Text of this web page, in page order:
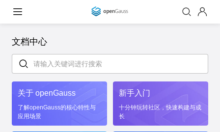
文档中心
关于 openGauss
了解openGauss的核心特性与
应用场景
新手入门
十分钟玩转社区，快速构建与成
长